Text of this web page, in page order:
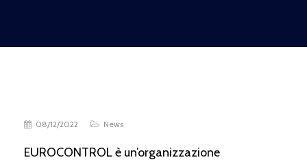
08/12/2022 News
EUROCONTROL è un’organizzazione